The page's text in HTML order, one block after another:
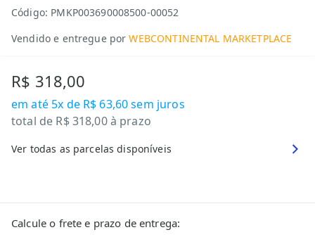
Código: PMKP003690008500-00052
Vendido e entregue por WEBCONTINENTAL MARKETPLACE
R$ 318,00
em até 5x de R$ 63,60sem juros
total de R$ 318,00à prazo
Ver todas as parcelas disponíveis
Calcule o frete e prazo de entrega: